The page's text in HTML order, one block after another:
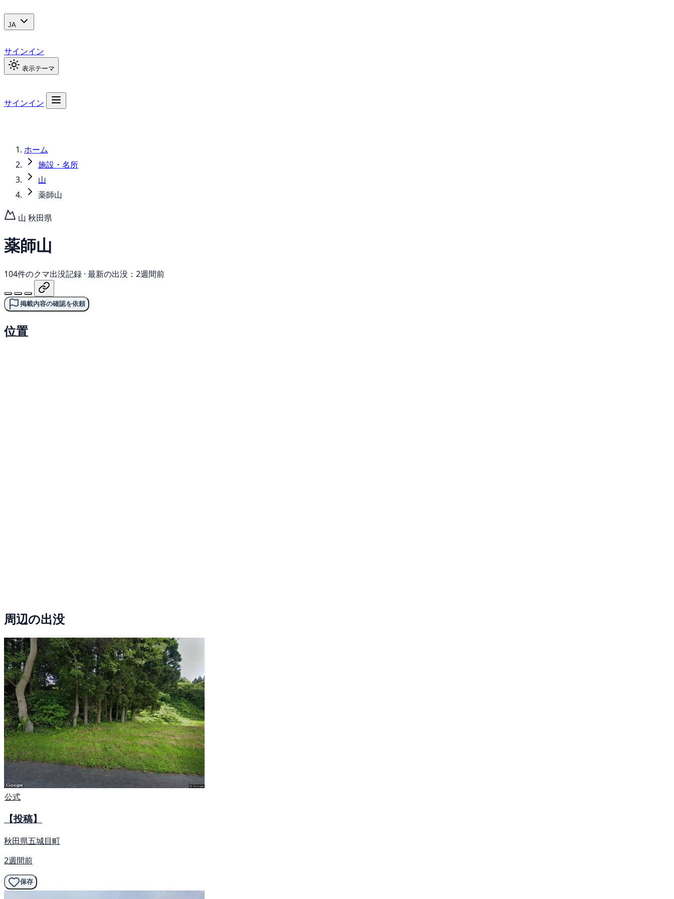
JA
サインイン
表示テーマ
サインイン
ホーム
施設・名所
山
薬師山
山 秋田県
薬師山
104件のクマ出没記録 · 最新の出没：2週間前
掲載内容の確認を依頼
位置
周辺の出没
公式
【投稿】
秋田県五城目町
2週間前
保存